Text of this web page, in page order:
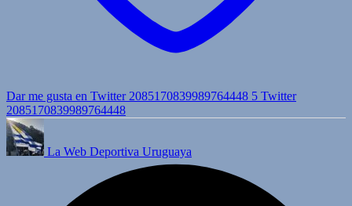
Dar me gusta en Twitter 2085170839989764448 5 Twitter
2085170839989764448
La Web Deportiva Uruguaya